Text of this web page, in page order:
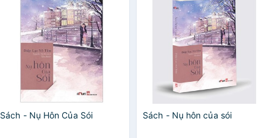
Sách - Nụ Hôn Của Sói Sách - Nụ hôn của sói